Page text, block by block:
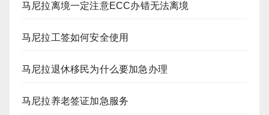
马尼拉离境一定注意ECC办错无法离境
马尼拉工签如何安全使用
马尼拉退休移民为什么要加急办理
马尼拉养老签证加急服务